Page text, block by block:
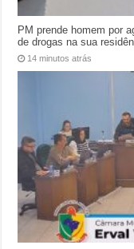
PM prende homem por
de drogas na sua
14 minutos atrás